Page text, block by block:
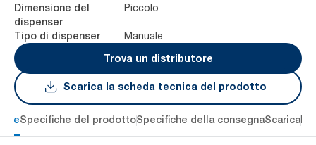
Dimensione del
dispenser
Piccolo
Tipo di dispenser
Manuale
Trova un distributore
Scarica la scheda tecnica del prodotto
Specifiche del prodottoSpecifiche della consegnaScarica